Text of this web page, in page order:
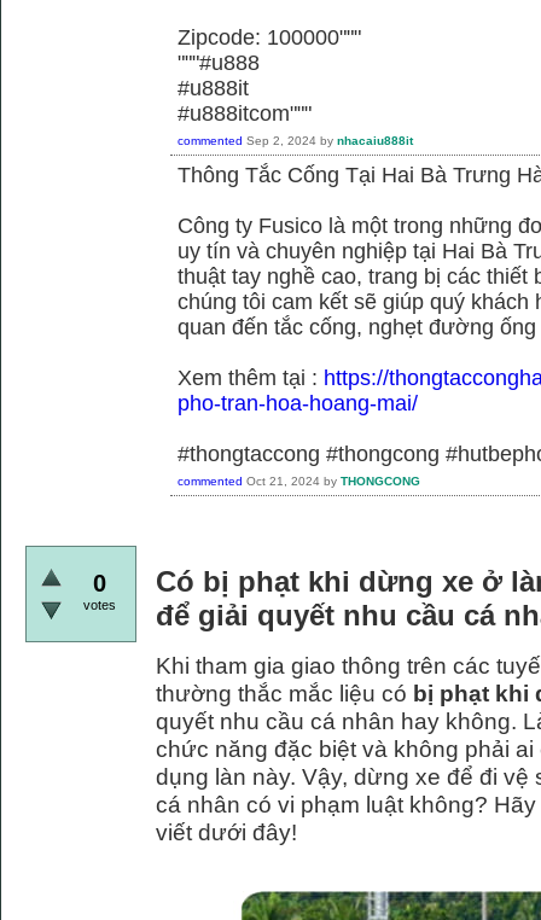
Zipcode: 100000"""
"""#u888
#u888it
#u888itcom"""
commented Sep 2, 2024 by nhacaiu888it
Thông Tắc Cống Tại Hai Bà Trưng
Công ty Fusico là một trong những
uy tín và chuyên nghiệp tại Hai Bà
thuật tay nghề cao, trang bị các thiết
chúng tôi cam kết sẽ giúp quý
quan đến tắc cống, nghẹt đường
Xem thêm tại : https://
pho-tran-hoa-hoang-mai/
#thongtaccong #thongcong
commented Oct 21, 2024 by THONGCONG
0
votes
Có bị phạt khi dừng xe ở
để giải quyết nhu cầu cá
Khi tham gia giao thông trên các
thường thắc mắc liệu có bị phạt khi
quyết nhu cầu cá nhân hay không.
chức năng đặc biệt và không phải
dụng làn này. Vậy, dừng xe để đi
cá nhân có vi phạm luật không?
viết dưới đây!